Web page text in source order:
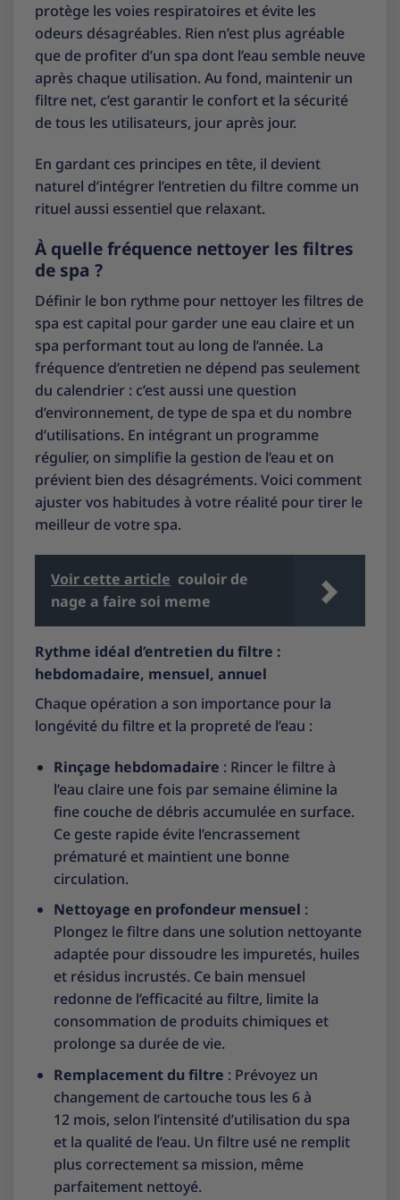
protège les voies respiratoires et évite les
odeurs désagréables. Rien n’est plus agréable
que de profiter d’un spa dont l’eau semble neuve
après chaque utilisation. Au fond, maintenir un
filtre net, c’est garantir le confort et la sécurité
de tous les utilisateurs, jour après jour.
En gardant ces principes en tête, il devient
naturel d’intégrer l’entretien du filtre comme un
rituel aussi essentiel que relaxant.
À quelle fréquence nettoyer les filtres
de spa ?
Définir le bon rythme pour nettoyer les filtres de
spa est capital pour garder une eau claire et un
spa performant tout au long de l’année. La
fréquence d’entretien ne dépend pas seulement
du calendrier : c’est aussi une question
d’environnement, de type de spa et du nombre
d’utilisations. En intégrant un programme
régulier, on simplifie la gestion de l’eau et on
prévient bien des désagréments. Voici comment
ajuster vos habitudes à votre réalité pour tirer le
meilleur de votre spa.
Voir cette article couloir de
nage a faire soi meme
Rythme idéal d’entretien du filtre :
hebdomadaire, mensuel, annuel
Chaque opération a son importance pour la
longévité du filtre et la propreté de l’eau :
Rinçage hebdomadaire : Rincer le filtre à
l’eau claire une fois par semaine élimine la
fine couche de débris accumulée en surface.
Ce geste rapide évite l’encrassement
prématuré et maintient une bonne
circulation.
Nettoyage en profondeur mensuel :
Plongez le filtre dans une solution nettoyante
adaptée pour dissoudre les impuretés, huiles
et résidus incrustés. Ce bain mensuel
redonne de l’efficacité au filtre, limite la
consommation de produits chimiques et
prolonge sa durée de vie.
Remplacement du filtre : Prévoyez un
changement de cartouche tous les 6 à
12 mois, selon l’intensité d’utilisation du spa
et la qualité de l’eau. Un filtre usé ne remplit
plus correctement sa mission, même
parfaitement nettoyé.